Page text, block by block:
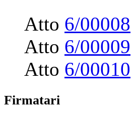
Atto 6/00008
Atto 6/00009
Atto 6/00010
Firmatari